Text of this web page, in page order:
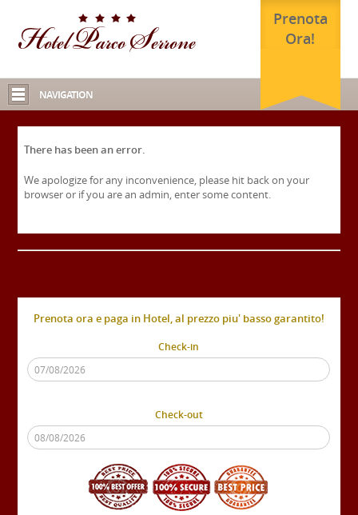
Prenota
Ora!
NAVIGATION
There has been an error.
We apologize for any inconvenience, please hit back on your
browser or if you are an admin, enter some content.
Prenota ora e paga in Hotel, al prezzo piu' basso garantito!
Check-in
Check-out